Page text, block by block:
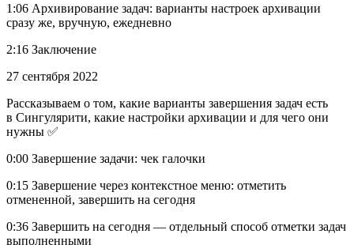
1:06 Архивирование задач: варианты настроек архивации
сразу же, вручную, ежедневно
2:16 Заключение
27 сентября 2022
Рассказываем о том, какие варианты завершения задач есть
в Сингулярити, какие настройки архивации и для чего они
нужны ✅
0:00 Завершение задачи: чек галочки
0:15 Завершение через контекстное меню: отметить
отмененной, завершить на сегодня
0:36 Завершить на сегодня — отдельный способ отметки задач
выполненными